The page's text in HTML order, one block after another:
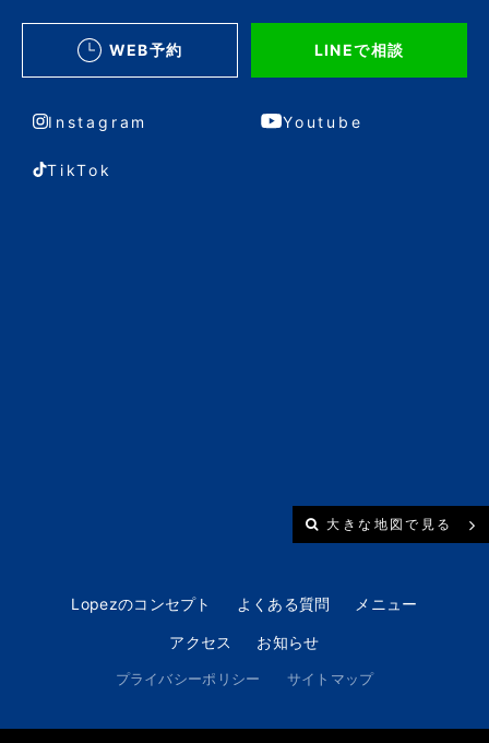
WEB予約 LINEで相談
Instagram Youtube
TikTok
大きな地図で見る
Lopezのコンセプト よくある質問 メニュー
アクセス お知らせ
プライバシーポリシー サイトマップ